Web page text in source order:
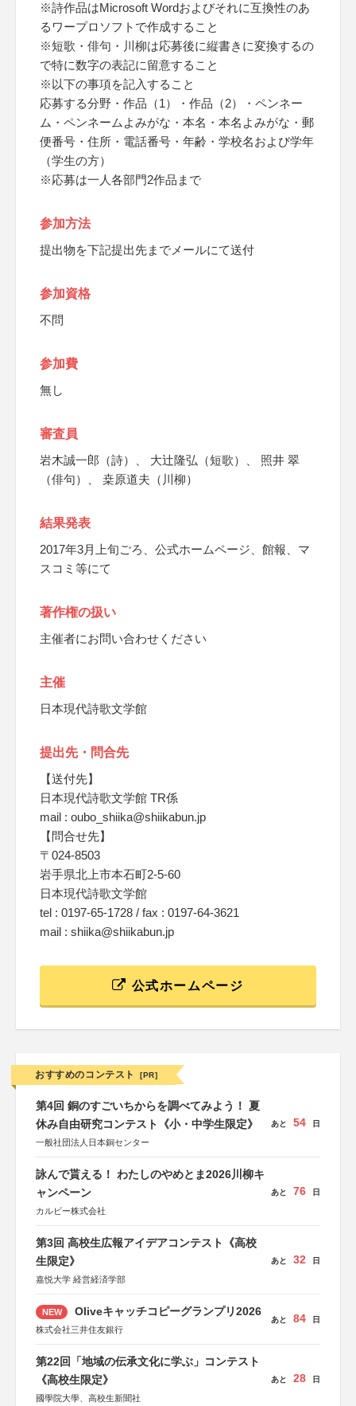
※詩作品はMicrosoft Wordおよびそれに互換性のあ
るワープロソフトで作成すること
※短歌・俳句・川柳は応募後に縦書きに変換するの
で特に数字の表記に留意すること
※以下の事項を記入すること
応募する分野・作品（1）・作品（2）・ペンネー
ム・ペンネームよみがな・本名・本名よみがな・郵
便番号・住所・電話番号・年齢・学校名および学年
（学生の方）
※応募は一人各部門2作品まで
参加方法
提出物を下記提出先までメールにて送付
参加資格
不問
参加費
無し
審査員
岩木誠一郎（詩）、 大辻隆弘（短歌）、 照井 翠
（俳句）、 桒原道夫（川柳）
結果発表
2017年3月上旬ごろ、公式ホームページ、館報、マ
スコミ等にて
著作権の扱い
主催者にお問い合わせください
主催
日本現代詩歌文学館
提出先・問合先
【送付先】
日本現代詩歌文学館 TR係
mail : oubo_shiika@shiikabun.jp
【問合せ先】
〒024-8503
岩手県北上市本石町2-5-60
日本現代詩歌文学館
tel : 0197-65-1728 / fax : 0197-64-3621
mail : shiika@shiikabun.jp
公式ホームページ
おすすめのコンテスト [PR]
第4回 銅のすごいちからを調べてみよう！ 夏
休み自由研究コンテスト《小・中学生限定》
一般社団法人日本銅センター
あと 54 日
詠んで貰える！ わたしのやめとま2026川柳キ
ャンペーン
カルビー株式会社
あと 76 日
第3回 高校生広報アイデアコンテスト《高校
生限定》
嘉悦大学 経営経済学部
あと 32 日
NEW Oliveキャッチコピーグランプリ2026
株式会社三井住友銀行
あと 84 日
第22回「地域の伝承文化に学ぶ」コンテスト
《高校生限定》
國學院大學、高校生新聞社
あと 28 日